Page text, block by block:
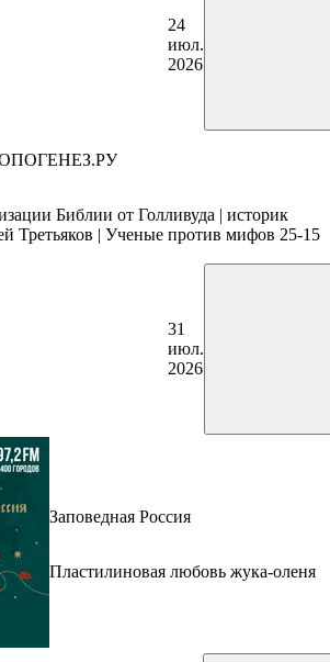
24
июл.
2026
Библии от Голливуда | историк
Третьяков | Ученые против мифов 25-15
31
июл.
2026
Заповедная Россия
Пластилиновая любовь жука-оленя